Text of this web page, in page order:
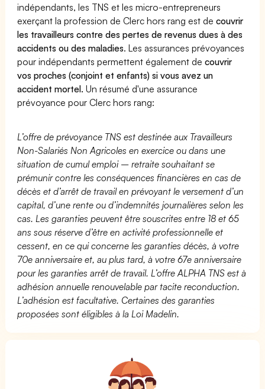
indépendants, les TNS et les micro-entrepreneurs
exerçant la profession de Clerc hors rang est decouvrir
les travailleurs contre des pertes de revenus dues à des
accidents ou des maladies. Les assurances prévoyances
pour indépendants permettent également decouvrir
vos proches (conjoint et enfants) si vous avez un
accident mortel. Un résumé d'une assurance
prévoyance pour Clerc hors rang:
L’offre de prévoyance TNS est destinée aux Travailleurs
Non-Salariés Non Agricoles en exercice ou dans une
situation de cumul emploi – retraite souhaitant se
prémunir contre les conséquences financières en cas de
décès et d’arrêt de travail en prévoyant le versement d’un
capital, d’une rente ou d’indemnités journalières selon les
cas. Les garanties peuvent être souscrites entre 18 et 65
ans sous réserve d’être en activité professionnelle et
cessent, en ce qui concerne les garanties décès, à votre
70e anniversaire et, au plus tard, à votre 67e anniversaire
pour les garanties arrêt de travail. L’offre ALPHA TNS est à
adhésion annuelle renouvelable par tacite reconduction.
L’adhésion est facultative. Certaines des garanties
proposées sont éligibles à la Loi Madelin.